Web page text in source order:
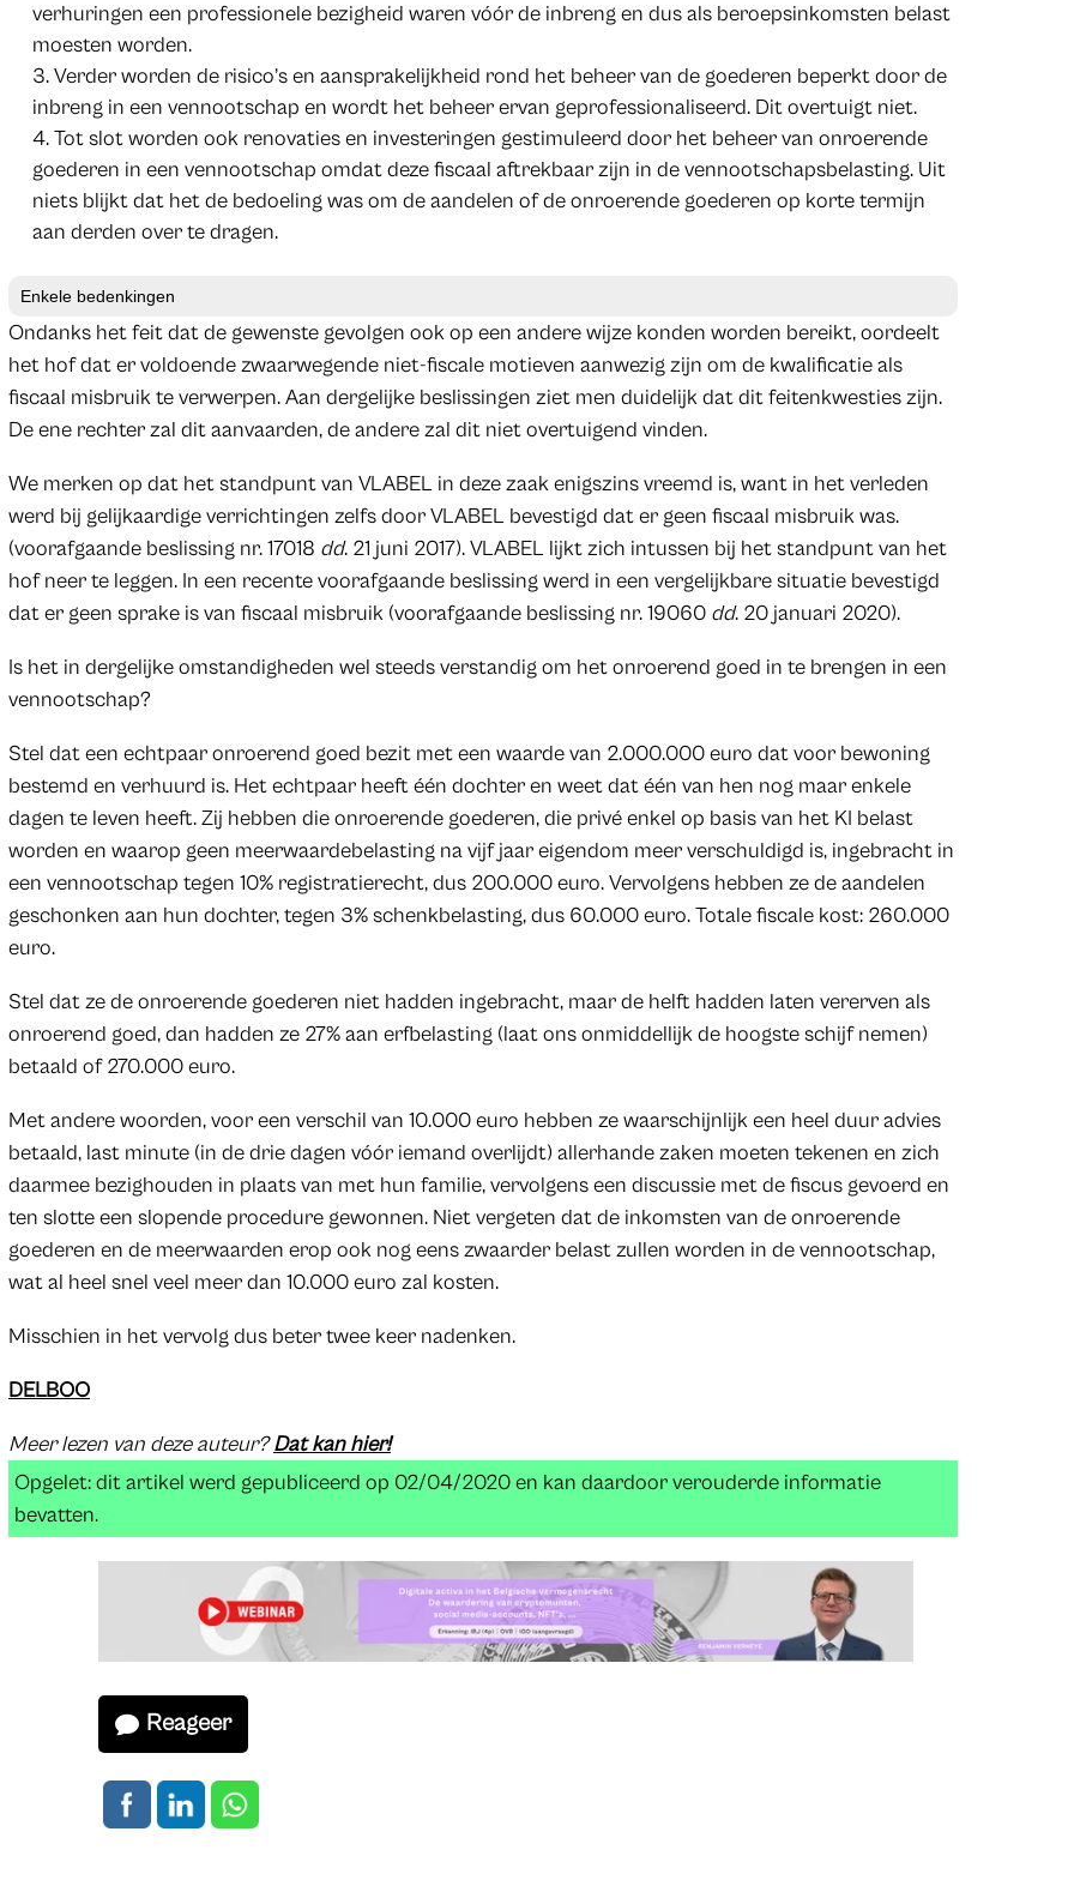
verhuringen een professionele bezigheid waren vóór de inbreng en dus als beroepsinkomsten belast
moesten worden.
Verder worden de risico’s en aansprakelijkheid rond het beheer van de goederen beperkt door de
inbreng in een vennootschap en wordt het beheer ervan geprofessionaliseerd. Dit overtuigt niet.
Tot slot worden ook renovaties en investeringen gestimuleerd door het beheer van onroerende
goederen in een vennootschap omdat deze fiscaal aftrekbaar zijn in de vennootschapsbelasting. Uit
niets blijkt dat het de bedoeling was om de aandelen of de onroerende goederen op korte termijn
aan derden over te dragen.
Enkele bedenkingen
Ondanks het feit dat de gewenste gevolgen ook op een andere wijze konden worden bereikt, oordeelt
het hof dat er voldoende zwaarwegende niet-fiscale motieven aanwezig zijn om de kwalificatie als
fiscaal misbruik te verwerpen. Aan dergelijke beslissingen ziet men duidelijk dat dit feitenkwesties zijn.
De ene rechter zal dit aanvaarden, de andere zal dit niet overtuigend vinden.
We merken op dat het standpunt van VLABEL in deze zaak enigszins vreemd is, want in het verleden
werd bij gelijkaardige verrichtingen zelfs door VLABEL bevestigd dat er geen fiscaal misbruik was.
(voorafgaande beslissing nr. 17018 dd. 21 juni 2017). VLABEL lijkt zich intussen bij het standpunt van het
hof neer te leggen. In een recente voorafgaande beslissing werd in een vergelijkbare situatie bevestigd
dat er geen sprake is van fiscaal misbruik (voorafgaande beslissing nr. 19060 dd. 20 januari 2020).
Is het in dergelijke omstandigheden wel steeds verstandig om het onroerend goed in te brengen in een
vennootschap?
Stel dat een echtpaar onroerend goed bezit met een waarde van 2.000.000 euro dat voor bewoning
bestemd en verhuurd is. Het echtpaar heeft één dochter en weet dat één van hen nog maar enkele
dagen te leven heeft. Zij hebben die onroerende goederen, die privé enkel op basis van het KI belast
worden en waarop geen meerwaardebelasting na vijf jaar eigendom meer verschuldigd is, ingebracht in
een vennootschap tegen 10% registratierecht, dus 200.000 euro. Vervolgens hebben ze de aandelen
geschonken aan hun dochter, tegen 3% schenkbelasting, dus 60.000 euro. Totale fiscale kost: 260.000
euro.
Stel dat ze de onroerende goederen niet hadden ingebracht, maar de helft hadden laten vererven als
onroerend goed, dan hadden ze 27% aan erfbelasting (laat ons onmiddellijk de hoogste schijf nemen)
betaald of 270.000 euro.
Met andere woorden, voor een verschil van 10.000 euro hebben ze waarschijnlijk een heel duur advies
betaald, last minute (in de drie dagen vóór iemand overlijdt) allerhande zaken moeten tekenen en zich
daarmee bezighouden in plaats van met hun familie, vervolgens een discussie met de fiscus gevoerd en
ten slotte een slopende procedure gewonnen. Niet vergeten dat de inkomsten van de onroerende
goederen en de meerwaarden erop ook nog eens zwaarder belast zullen worden in de vennootschap,
wat al heel snel veel meer dan 10.000 euro zal kosten.
Misschien in het vervolg dus beter twee keer nadenken.
DELBOO
Meer lezen van deze auteur?Dat kan hier!
Opgelet: dit artikel werd gepubliceerd op 02/04/2020 en kan daardoor verouderde informatie
bevatten.
Reageer